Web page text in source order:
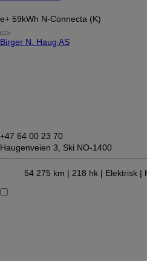
e+ 59kWh N-Connecta (K)
Birger N. Haug AS
+47 64 00 23 70
Haugenveien 3, Ski NO-1400
54 275 km | 218 hk | Elektrisk |